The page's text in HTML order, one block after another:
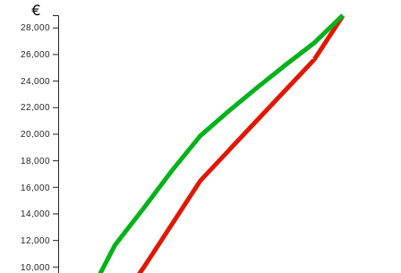
10,000
12,000
14,000
16,000
18,000
20,000
22,000
24,000
26,000
28,000
€